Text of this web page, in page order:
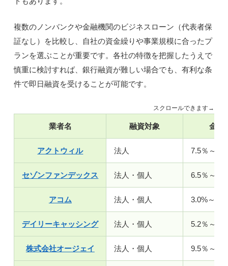
複数のノンバンクや金融機関のビジネスローン（代表者保
証なし）を比較し、自社の資金繰りや事業規模に合ったプ
ランを選ぶことが重要です。各社の特徴を把握したうえで
慎重に検討すれば、銀行融資が難しい場合でも、有利な条
件で即日融資を受けることが可能です。
スクロールできます→
業者名 融資対象 金利
アクトウィル 法人 7.5％～15
セゾンファンデックス 法人・個人 6.5％～
アコム 法人・個人 3.0%～
デイリーキャッシング 法人・個人 5.2％～18
株式会社オージェイ 法人・個人 9.5％～18